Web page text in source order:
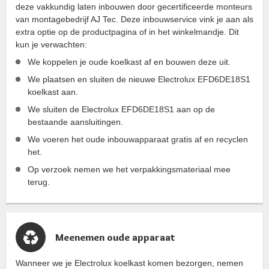
deze vakkundig laten inbouwen door gecertificeerde monteurs
van montagebedrijf AJ Tec. Deze inbouwservice vink je aan als
extra optie op de productpagina of in het winkelmandje. Dit
kun je verwachten:
We koppelen je oude koelkast af en bouwen deze uit.
We plaatsen en sluiten de nieuwe Electrolux EFD6DE18S1
koelkast aan.
We sluiten de Electrolux EFD6DE18S1 aan op de
bestaande aansluitingen.
We voeren het oude inbouwapparaat gratis af en recyclen
het.
Op verzoek nemen we het verpakkingsmateriaal mee
terug.
Meenemen oude apparaat
Wanneer we je Electrolux koelkast komen bezorgen, nemen